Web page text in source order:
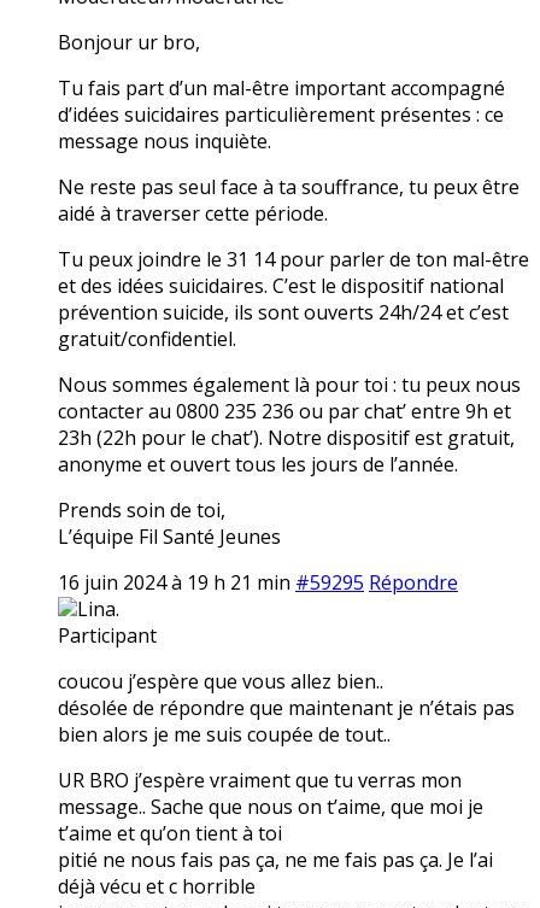
Bonjour ur bro,
Tu fais part d’un mal-être important accompagné
d’idées suicidaires particulièrement présentes : ce
message nous inquiète.
Ne reste pas seul face à ta souffrance, tu peux être
aidé à traverser cette période.
Tu peux joindre le 31 14 pour parler de ton mal-être
et des idées suicidaires. C’est le dispositif national
prévention suicide, ils sont ouverts 24h/24 et c’est
gratuit/confidentiel.
Nous sommes également là pour toi : tu peux nous
contacter au 0800 235 236 ou par chat’ entre 9h et
23h (22h pour le chat’). Notre dispositif est gratuit,
anonyme et ouvert tous les jours de l’année.
Prends soin de toi,
L’équipe Fil Santé Jeunes
16 juin 2024 à 19 h 21 min #59295 Répondre
Lina.
Participant
coucou j’espère que vous allez bien..
désolée de répondre que maintenant je n’étais pas
bien alors je me suis coupée de tout..
UR BRO j’espère vraiment que tu verras mon
message.. Sache que nous on t’aime, que moi je
t’aime et qu’on tient à toi
pitié ne nous fais pas ça, ne me fais pas ça. Je l’ai
déjà vécu et c horrible